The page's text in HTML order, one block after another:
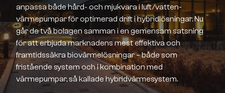
anpassa både hård- och mjukvara i luft/vatten-
värmepumpar för optimerad drift i hybridlösningar. Nu
går de två bolagen samman i en gemensam satsning
för att erbjuda marknadens mest effektiva och
framtidssäkra biovärmelösningar – både som
fristående system och i kombination med
värmepumpar, så kallade hybridvärmesystem.